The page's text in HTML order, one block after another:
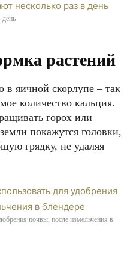
день
растений
яичной скорлупе – так
количество кальция.
горох или
покажутся головки,
грядку, не удаляя
почвы, после измельчения в